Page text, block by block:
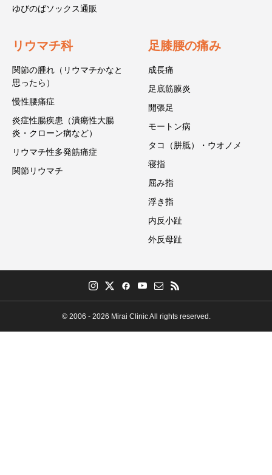
ゆびのばソックス通販
リウマチ科
関節の腫れ（リウマチかなと
思ったら）
慢性腰痛症
炎症性腸疾患（潰瘍性大腸
炎・クローン病など）
リウマチ性多発筋痛症
関節リウマチ
足膝腰の痛み
成長痛
足底筋膜炎
開張足
モートン病
タコ（胼胝）・ウオノメ
寝指
屈み指
浮き指
内反小趾
外反母趾
© 2006 - 2026 Mirai Clinic All rights reserved.